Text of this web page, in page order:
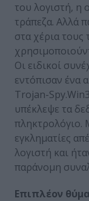
του λογιστή, η
τράπεζα. Αλλά
στα χέρια
Οι ειδικοί
εντόπισαν ένα
Trojan-
υπέκλεψε τα
πληκτρολόγιο.
εγκληματίες
λογιστή και
παράνομη
Επιπλέον